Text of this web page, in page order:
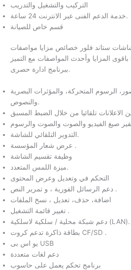
التركيب والتشغيل والتدريب
خدمة الدعم الفنى عبر الانترنت 24 ساعة.
قسم خاص للصيانة
ستاند فلور خصائص مزايا مواصفات
المزايا وأحدث المواصفات مع التميز
ببرنامج ادارة حصرى.
الرسوم المتحركة، والمؤثرات البصرية
والنصوص.
الاعلانات تلقائيا من خلال الضبط المسبق
صيغ الفيديو والصوت والصوت والرسوم
التدوير التلقائي للشاشة.
عرض شعار المؤسسة .
وظيفة تقسيم الشاشة
ميزة اللمس المتعدد.
التحكم في وتعديل وعرض المحتوى
دعم الرسائل الفورية ، و تمرير النص .
اضافة، حذف، تعديل ، نسخ الملفات
تغيير قائمة التشغيل .
دعم شبكة محلية / سلكية لاسلكية (LAN).
بطاقة ذاكرة تدعم كروت CF/SD .
يو اس بى USB
دعم لغات متعددة
برنامج تحكم يعمل على حاسوب